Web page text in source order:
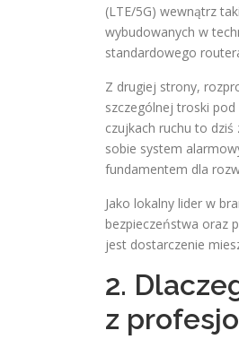
(LTE/5G) wewnątrz
wybudowanych w
standardowego
Z drugiej strony,
szczególnej troski
czujkach ruchu to
sobie system
fundamentem dla
Jako lokalny lider w
bezpieczeństwa oraz
jest dostarczenie
2.
z